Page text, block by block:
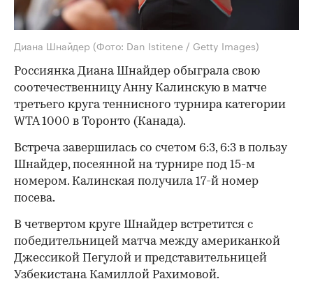
Диана Шнайдер (Фото: Dan Istitene / Getty Images)
Россиянка Диана Шнайдер обыграла свою
соотечественницу Анну Калинскую в матче
третьего круга теннисного турнира категории
WTA 1000 в Торонто (Канада).
Встреча завершилась со счетом 6:3, 6:3 в пользу
Шнайдер, посеянной на турнире под 15-м
номером. Калинская получила 17-й номер
посева.
В четвертом круге Шнайдер встретится с
победительницей матча между американкой
Джессикой Пегулой и представительницей
Узбекистана Камиллой Рахимовой.